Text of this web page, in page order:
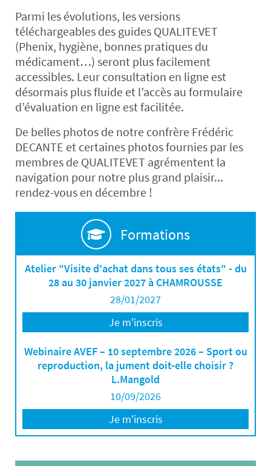
Parmi les évolutions, les versions
téléchargeables des guides QUALITEVET
(Phenix, hygiène, bonnes pratiques du
médicament…) seront plus facilement
accessibles. Leur consultation en ligne est
désormais plus fluide et l’accès au formulaire
d’évaluation en ligne est facilitée.
De belles photos de notre confrère Frédéric
DECANTE et certaines photos fournies par les
membres de QUALITEVET agrémentent la
navigation pour notre plus grand plaisir...
rendez-vous en décembre !
Formations
Atelier "Visite d'achat dans tous ses états" - du
28 au 30 janvier 2027 à CHAMROUSSE
28/01/2027
Je m'inscris
Webinaire AVEF – 10 septembre 2026 – Sport ou
reproduction, la jument doit-elle choisir ?
L.Mangold
10/09/2026
Je m'inscris